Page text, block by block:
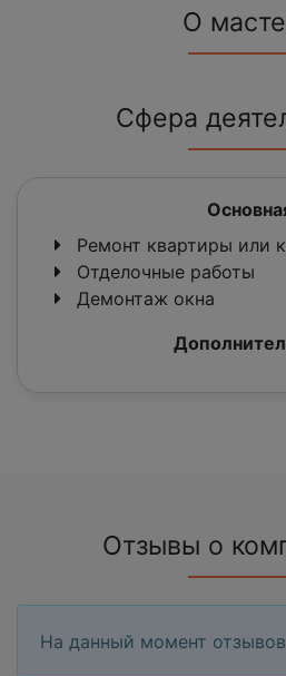
О
Сфера
Ремонт квартиры или
Отделочные работы
Демонтаж окна
Отзывы о
На данный момент